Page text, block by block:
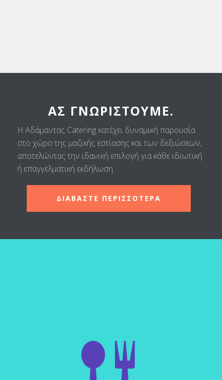
ΑΣ ΓΝΩΡΙΣΤΟΎΜΕ.
Η Αδάμαντας Catering κατέχει δυναμική παρουσία
στο χώρο της μαζικής εστίασης και των δεξιώσεων,
αποτελώντας την ιδανική επιλογή για κάθε ιδιωτική
ή επαγγελματική εκδήλωση.
ΔΙΑΒΑΣΤΕ ΠΕΡΙΣΣΟΤΕΡΑ